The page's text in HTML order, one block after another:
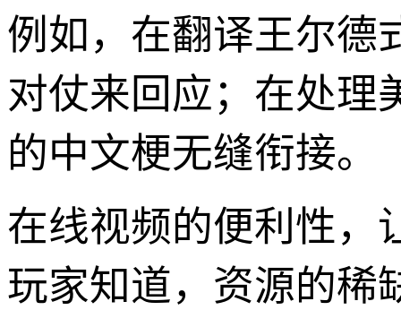
例如，在翻译王尔德
对仗来回应；在处理
的中文梗无缝衔接。
在线视频的便利性，
玩家知道，资源的稀